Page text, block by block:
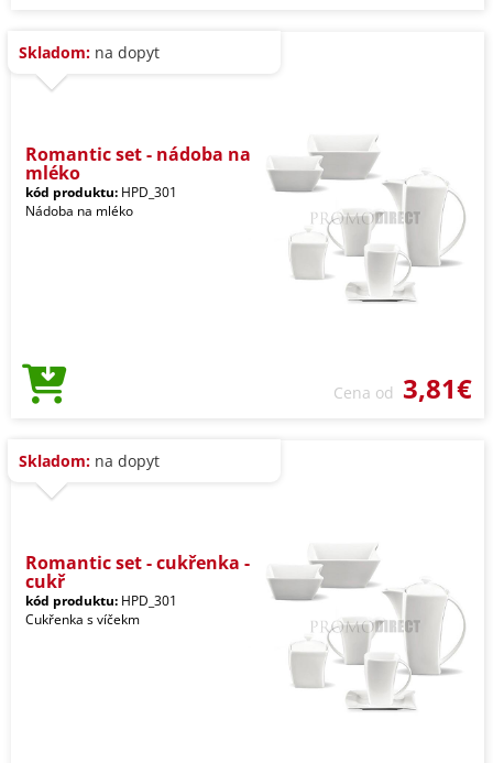
Skladom: na dopyt
Romantic set - nádoba na
mléko
kód produktu: HPD_301
Nádoba na mléko
Cena od 3,81€
Skladom: na dopyt
Romantic set - cukřenka -
cukř
kód produktu: HPD_301
Cukřenka s víčekm